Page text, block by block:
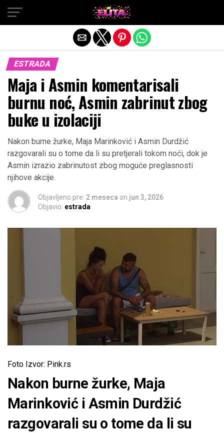
ESTRADA
Maja i Asmin komentarisali
burnu noć, Asmin zabrinut zbog
buke u izolaciji
Nakon burne žurke, Maja Marinković i Asmin Durdžić
razgovarali su o tome da li su pretjerali tokom noći, dok je
Asmin izrazio zabrinutost zbog moguće preglasnosti
njihove akcije.
Objavljeno pre: 2 meseca on jun 3, 2026
Objavio: estrada
Foto Izvor: Pink.rs
Nakon burne žurke, Maja
Marinković i Asmin Durdžić
razgovarali su o tome da li su
Exit mobile version